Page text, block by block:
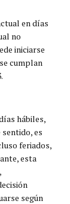
en días
no
iniciarse
cumplan
hábiles,
es
feriados,
esta
según